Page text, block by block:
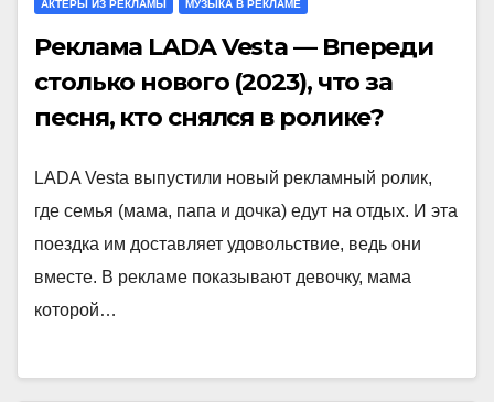
АКТЁРЫ ИЗ РЕКЛАМЫ МУЗЫКА В РЕКЛАМЕ
Реклама LADA Vesta — Впереди
столько нового (2023), что за
песня, кто снялся в ролике?
LADA Vesta выпустили новый рекламный ролик,
где семья (мама, папа и дочка) едут на отдых. И эта
поездка им доставляет удовольствие, ведь они
вместе. В рекламе показывают девочку, мама
которой…